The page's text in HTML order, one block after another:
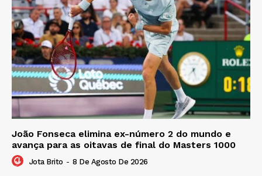
João Fonseca elimina ex-número 2 do mundo e
avança para as oitavas de final do Masters 1000
Jota Brito - 8 De Agosto De 2026